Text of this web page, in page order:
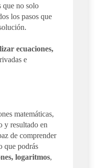
que no solo
los pasos que
ecuaciones,
e
matemáticas,
y resultado en
de comprender
que podrás
logaritmos,